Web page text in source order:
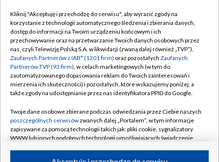
TVP
Abonament TVP
Emisja w TVP
Centrum informacji TVP
Naziemna Telewizja Cyfrowa
Rada Programowa
System NOS
Informacje o nadawcy
Regulamin TVP
Polityka prywatności
Moje zgody
Pomoc
Kontakt
Kanały
Kliknij "Akceptuję i przechodzę do serwisu", aby wyrazić zgody na
korzystanie z technologii automatycznego śledzenia i zbierania danych,
dostęp do informacji na Twoim urządzeniu końcowym i ich
przechowywanie oraz na przetwarzanie Twoich danych osobowych przez
nas, czyli Telewizję Polską S.A. w likwidacji (zwaną dalej również „TVP”),
Zaufanych Partnerów z IAB* (1201 firm) oraz pozostałych Zaufanych
Partnerów TVP (93 firm), w celach marketingowych (w tym do
zautomatyzowanego dopasowania reklam do Twoich zainteresowań i
mierzenia ich skuteczności) i pozostałych, które wskazujemy poniżej, a
także zgody na udostępnianie przez nas identyfikatora PPID do Google.
Twoje dane osobowe zbierane podczas odwiedzania przez Ciebie naszych
poszczególnych serwisówzwanych dalej „Portalem”, w tym informacje
zapisywane za pomocą technologii takich jak: pliki cookie, sygnalizatory
WWW lub innych podobnych technologii umożliwiających świadczenie